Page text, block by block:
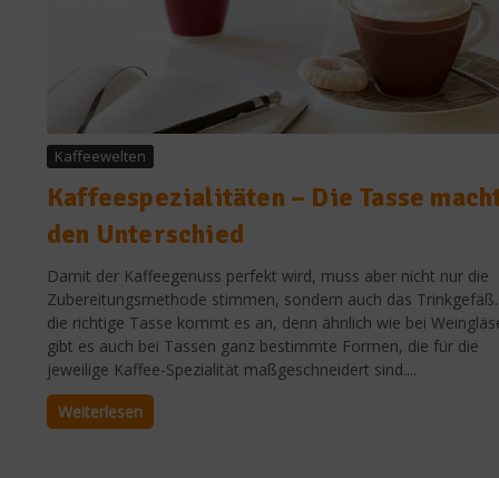
Kaffeewelten
Kaffeespezialitäten – Die Tasse
den Unterschied
Damit der Kaffeegenuss perfekt wird, muss aber nicht nur die
Zubereitungsmethode stimmen, sondern auch das
die richtige Tasse kommt es an, denn ähnlich wie bei
gibt es auch bei Tassen ganz bestimmte Formen, die für die
jeweilige Kaffee-Spezialität maßgeschneidert sind....
Weiterlesen